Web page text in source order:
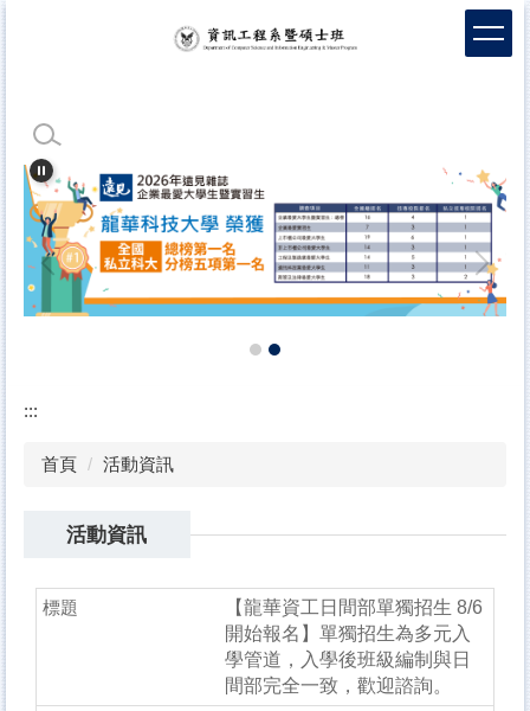
區
:::
首頁 活動資訊
活動資訊
【龍華資工日間部單獨招生 8/6
開始報名】單獨招生為多元入
學管道，入學後班級編制與日
間部完全一致，歡迎諮詢。